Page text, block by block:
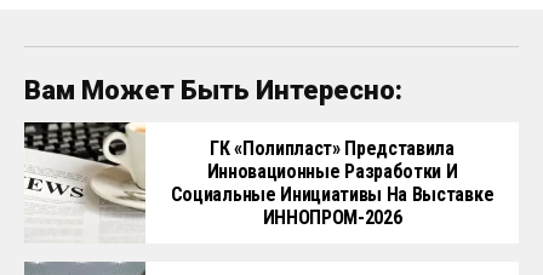
Вам Может Быть Интересно:
ГК «Полипласт» Представила
Инновационные Разработки И
Социальные Инициативы На Выставке
ИННОПРОМ-2026